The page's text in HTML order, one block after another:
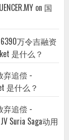
on 国
万令吉融资
是什么？
弃追偿 -
是什么？
弃追偿 -
Suria Saga动用